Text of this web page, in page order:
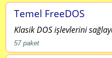
Temel FreeDOS
Klasik DOS işlevlerini
57paket